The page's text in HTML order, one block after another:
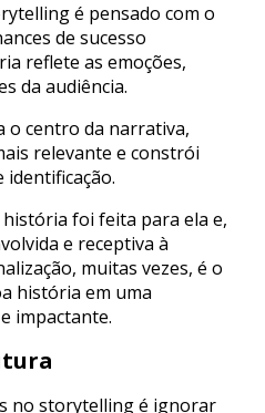
é pensado com o
de sucesso
reflete as emoções,
da audiência.
o centro da narrativa,
relevante e constrói
identificação.
foi feita para ela e,
e receptiva à
muitas vezes, é o
história em uma
impactante.
no storytelling é ignorar